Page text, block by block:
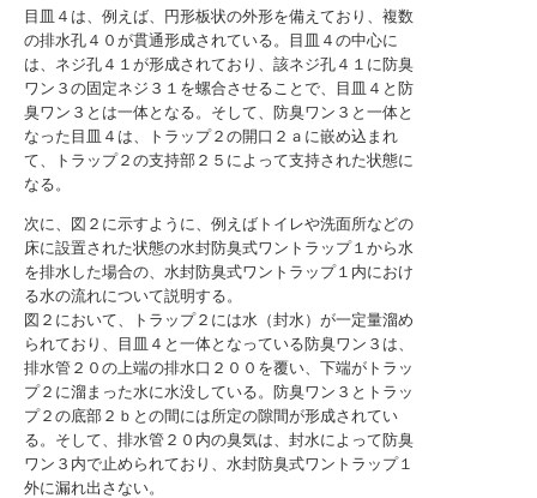
目皿４は、例えば、円形板状の外形を備えており、複数
の排水孔４０が貫通形成されている。目皿４の中心に
は、ネジ孔４１が形成されており、該ネジ孔４１に防臭
ワン３の固定ネジ３１を螺合させることで、目皿４と防
臭ワン３とは一体となる。そして、防臭ワン３と一体と
なった目皿４は、トラップ２の開口２ａに嵌め込まれ
て、トラップ２の支持部２５によって支持された状態に
なる。
次に、図２に示すように、例えばトイレや洗面所などの
床に設置された状態の水封防臭式ワントラップ１から水
を排水した場合の、水封防臭式ワントラップ１内におけ
る水の流れについて説明する。
図２において、トラップ２には水（封水）が一定量溜め
られており、目皿４と一体となっている防臭ワン３は、
排水管２０の上端の排水口２００を覆い、下端がトラッ
プ２に溜まった水に水没している。防臭ワン３とトラッ
プ２の底部２ｂとの間には所定の隙間が形成されてい
る。そして、排水管２０内の臭気は、封水によって防臭
ワン３内で止められており、水封防臭式ワントラップ１
外に漏れ出さない。